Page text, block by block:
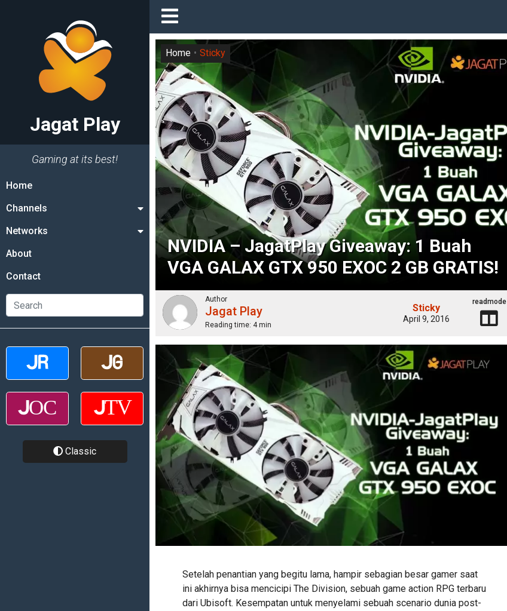
Jagat Play
Gaming at its best!
Home
Channels
Networks
About
Contact
Classic
NVIDIA – JagatPlay Giveaway: 1 Buah
VGA GALAX GTX 950 EXOC 2 GB GRATIS!
Home Sticky
Author
Jagat Play
Reading time: 4 min
Sticky
April 9, 2016
readmode
Setelah penantian yang begitu lama, hampir sebagian besar gamer saat
ini akhirnya bisa mencicipi The Division, sebuah game action RPG terbaru
dari Ubisoft. Kesempatan untuk menyelami sebuah scenario dunia post-